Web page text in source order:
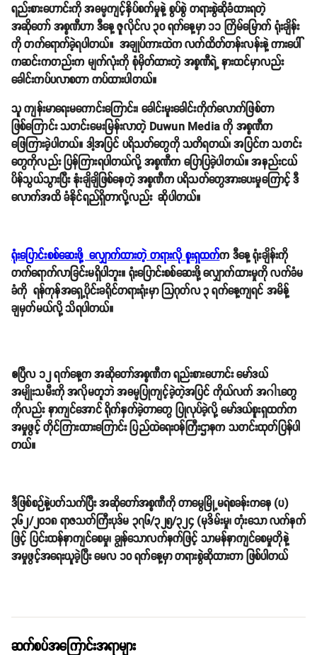
ရည်းစားဟောင်းကို အဓမ္မကျင့်နှိပ်စက်မှုနဲ့ စွပ်စွဲ တရားစွဲဆိုခံထားရတဲ့
အဆိုတော် အစ္စဏီဟာ ဒီနေ့ ဇူလိုင်လ ၃၀ ရက်နေ့မှာ ၁၁ ကြိမ်မြောက် ရုံးချိန်း
ကို တက်ရောက်ခဲ့ရပါတယ်။ အချုပ်ကားထဲက လက်ထိတ်တန်းလန်းနဲ့ ကားပေါ်
ကဆင်းကတည်းက မျက်လုံးကို စုံမှိတ်ထားတဲ့ အစ္စဏီရဲ့ နားထင်မှာလည်း
ခေါင်းကပ်ပလာစတာ ကပ်ထားပါတယ်။
သူ ကျန်းမာရေးမကောင်းကြောင်း၊ ခေါင်းမူးခေါင်းကိုက်လောက်ဖြစ်တာ
ဖြစ်ကြောင်း သတင်းမေးမြန်းလာတဲ့ Duwun Media ကို အစ္စဏီက
ဖြေကြားခဲ့ပါတယ်။ ဒါ့အပြင် ပရိသတ်တွေကို သတိရတယ်၊ အပြင်က သတင်း
တွေကိုလည်း ပြန်ကြားရပါတယ်လို့ အစ္စဏီက ပြောပြခဲ့ပါတယ်။ အနည်းငယ်
ပိန်သွယ်သွားပြီး နုံးချိချိဖြစ်နေတဲ့ အစ္စဏီက ပရိသတ်တွေအားပေးမှုကြောင့် ဒီ
လောက်အထိ ခံနိုင်ရည်ရှိတာလို့လည်း ဆိုပါတယ်။
ရုံးပြောင်းစစ်ဆေးဖို့ လျှောက်ထားတဲ့ တရားလို စူးရှထက်က ဒီနေ့ ရုံးချိန်းကို
တက်ရောက်လာခြင်းမရှိပါဘူး။ ရုံးပြောင်းစစ်ဆေးဖို့ လျှောက်ထားမှုကို လက်ခံမ
ခံကို ရန်ကုန်အရှေ့ပိုင်းခရိုင်တရားရုံးမှာ သြဂုတ်လ ၃ ရက်နေ့ကျရင် အမိန့်
ချမှတ်မယ်လို့ သိရပါတယ်။
ဧပြီလ ၁၂ ရက်နေ့က အဆိုတော်အစ္စဏီက ရည်းစားဟောင်း မော်ဒယ်
အမျိုးသမီးကို အလိုမတူဘဲ အဓမ္မပြုကျင့်ခဲ့တဲ့အပြင် ကိုယ်လက် အဂါၤတွေ
ကိုလည်း နာကျင်အောင် ရိုက်နှက်ခဲ့တာတွေ ပြုလုပ်ခဲ့လို့ မော်ဒယ်စူးရှထက်က
အမှုဖွင့် တိုင်ကြားထားကြောင်း ပြည်ထဲရေးဝန်ကြီးဌာနက သတင်းထုတ်ပြန်ပါ
တယ်။
ဒီဖြစ်စဉ်နဲ့ပတ်သက်ပြီး အဆိုတော်အစ္စဏီကို တာမွေမြို့မရဲစခန်းကနေ (ပ)
၃၆၂/၂၀၁၈ ရာဇသတ်ကြီးပုဒ်မ ၃၇၆/၃၂၅/၃၂၄ (မုဒိမ်းမှု၊ တုံးသော လက်နက်
ဖြင့် ပြင်းထန်နာကျင်စေမှု၊ ချွန်သောလက်နက်ဖြင့် သာမန်နာကျင်စေမှုတိုနဲ့
အမှုဖွင့်အရေးယူခဲ့ပြီး မေလ ၁၀ ရက်နေ့မှာ တရားစွဲဆိုထားတာ ဖြစ်ပါတယ်
ဆက်စပ်အကြောင်းအရာများ